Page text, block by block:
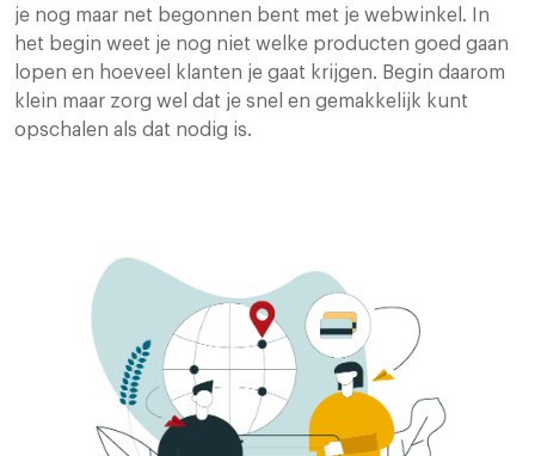
je nog maar net begonnen bent met je webwinkel. In
het begin weet je nog niet welke producten goed gaan
lopen en hoeveel klanten je gaat krijgen. Begin daarom
klein maar zorg wel dat je snel en gemakkelijk kunt
opschalen als dat nodig is.